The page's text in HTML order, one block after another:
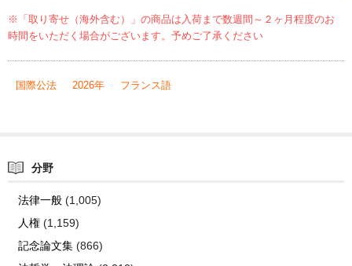
※「取り寄せ（海外含む）」の商品は入荷まで数週間～２ヶ月程度のお
時間をいただく場合がございます。予めご了承ください
国際公法 2026年 フランス語
分野
法律一般(1,005)
人権(1,159)
記念論文集(866)